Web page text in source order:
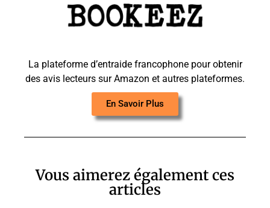
La plateforme d’entraide francophone pour obtenir
des avis lecteurs sur Amazon et autres plateformes.
En Savoir Plus
Vous aimerez également ces
articles